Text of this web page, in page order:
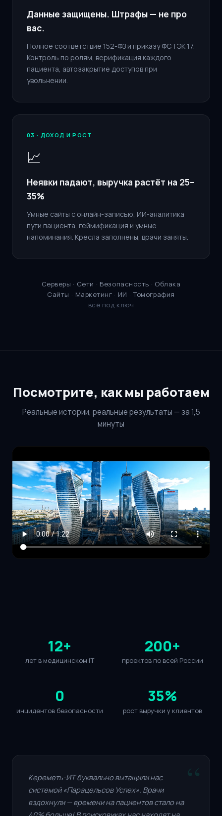
Данные защищены. Штрафы — не про
вас.
Полное соответствие 152-ФЗ и приказу ФСТЭК 17.
Контроль по ролям, верификация каждого
пациента, автозакрытие доступов при
увольнении.
03 · ДОХОД И РОСТ
📈
Неявки падают, выручка растёт на 25–
35%
Умные сайты с онлайн-записью, ИИ-аналитика
пути пациента, геймификация и умные
напоминания. Кресла заполнены, врачи заняты.
Серверы · Сети · Безопасность · Облака
Сайты · Маркетинг · ИИ · Томография
всё под ключ
Посмотрите, как мы работаем
Реальные истории, реальные результаты — за 1,5
минуты
12+
лет в медицинском IT
200+
проектов по всей России
0
инцидентов безопасности
35%
рост выручки у клиентов
Кереметь-ИТ буквально вытащили нас
системой «Парацельсов Успех». Врачи
вздохнули — времени на пациентов стало на